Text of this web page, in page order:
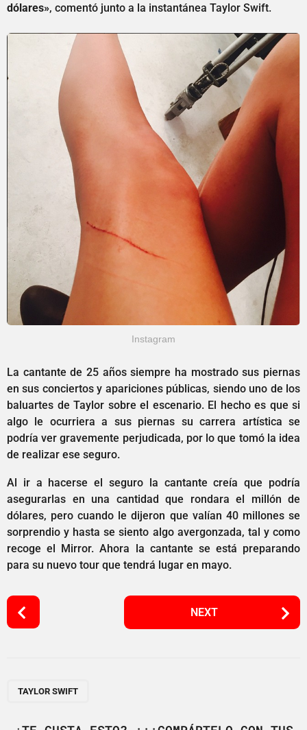
dólares», comentó junto a la instantánea Taylor Swift.
Instagram
La cantante de 25 años siempre ha mostrado sus piernas
en sus conciertos y apariciones públicas, siendo uno de los
baluartes de Taylor sobre el escenario. El hecho es que si
algo le ocurriera a sus piernas su carrera artística se
podría ver gravemente perjudicada, por lo que tomó la idea
de realizar ese seguro.
Al ir a hacerse el seguro la cantante creía que podría
asegurarlas en una cantidad que rondara el millón de
dólares, pero cuando le dijeron que valían 40 millones se
sorprendio y hasta se siento algo avergonzada, tal y como
recoge el Mirror. Ahora la cantante se está preparando
para su nuevo tour que tendrá lugar en mayo.
P
o
NEXT
TAYLOR SWIFT